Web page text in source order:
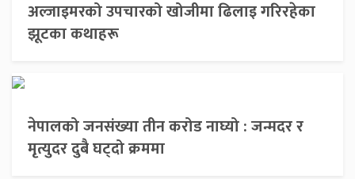
अल्जाइमरको उपचारको खोजीमा ढिलाइ गरिरहेका
झूटका कथाहरू
नेपालको जनसंख्या तीन करोड नाघ्यो : जन्मदर र
मृत्युदर दुबै घट्दो क्रममा